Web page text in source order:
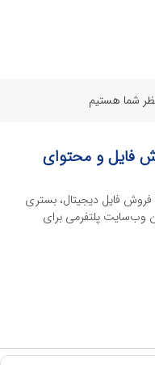
شما هستیم
فایل و محتوای
فروش فایل دیجیتال، بستری
وب‌سایت‌ پلتفرمی برای
تا به راحتی محصولات
باکیفیت برای پیشبرد
دیجیتال از انواع فایل های
باز فتوشاپ، ایلاستریتور و
کمک می‌کند تا زمان و
خود را تکمیل کنند. در